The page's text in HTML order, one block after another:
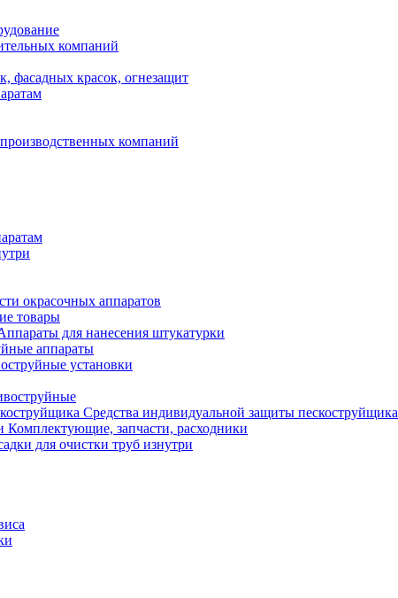
компаний
фасадных красок, огнезащит
компаний
окрасочных аппаратов
товары
для нанесения штукатурки
аппараты
установки
Средства индивидуальной защиты пескоструйщика
Комплектующие, запчасти, расходники
для очистки труб изнутри